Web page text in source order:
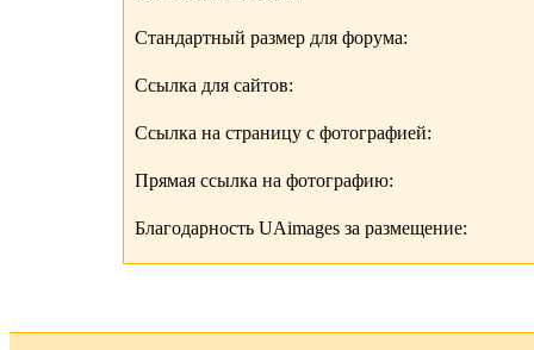
Стандартный размер для форума:
Ссылка для сайтов:
Ссылка на страницу с фотографией:
Прямая ссылка на фотографию:
Благодарность UAimages за размещение: